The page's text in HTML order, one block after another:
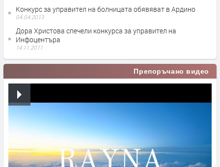
Конкурс за управител на болницата обявяват в Ардино
04.04.2013
Дора Христова спечели конкурса за управител на
Инфоцентъра
14.11.2011
Препоръчано видео